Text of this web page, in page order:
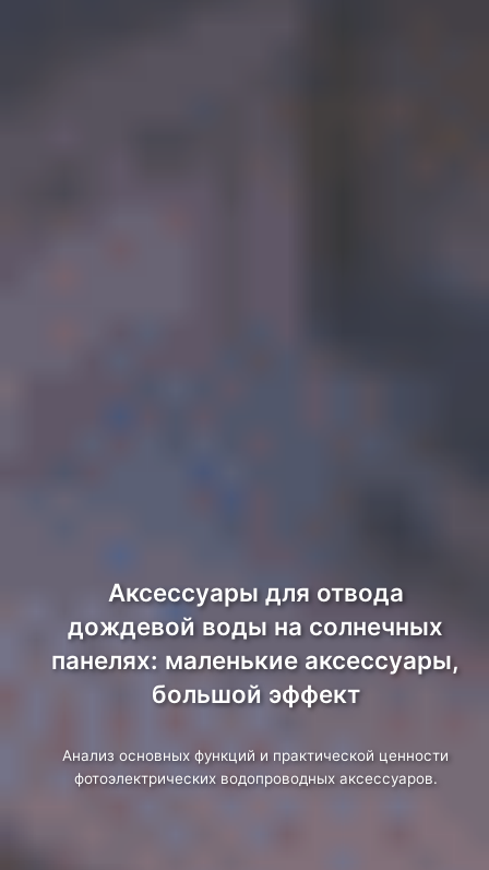
Аксессуары для отвода
дождевой воды на солнечных
панелях: маленькие аксессуары,
большой эффект
Анализ основных функций и практической ценности
фотоэлектрических водопроводных аксессуаров.